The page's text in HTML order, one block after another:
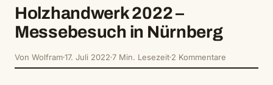
Holzhandwerk 2022 –
Messebesuch in Nürnberg
Von Wolfram17. Juli 2022 7 Min. Lesezeit 2 Kommentare